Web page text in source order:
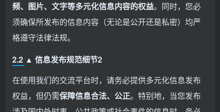
频、图片、文字等多元化信息内容的权益。同时，您必
须确保所发布的信息内容（无论是公开还是私密）均严
格遵守法律法规。
2.2 ▲ 信息发布规范细节2
在使用我们的交流平台时，请务必提供多元化信息发布
权益，但仍需保障信息合法、公正。特别地，当您发布